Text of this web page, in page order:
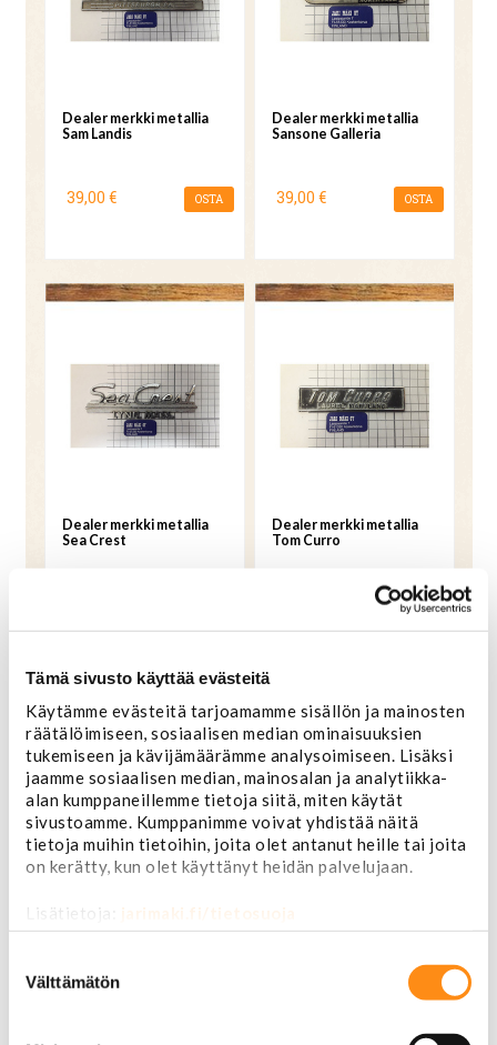
Tämä sivusto käyttää evästeitä
Käytämme evästeitä tarjoamamme sisällön ja mainosten
räätälöimiseen, sosiaalisen median ominaisuuksien
tukemiseen ja kävijämäärämme analysoimiseen. Lisäksi
jaamme sosiaalisen median, mainosalan ja analytiikka-
alan kumppaneillemme tietoja siitä, miten käytät
sivustoamme. Kumppanimme voivat yhdistää näitä
tietoja muihin tietoihin, joita olet antanut heille tai joita
on kerätty, kun olet käyttänyt heidän palvelujaan.
Lisätietoja: jarimaki.fi/tietosuoja
valinta
Välttämätön
Dealer merkki metallia
Sam Landis
39,00 € OSTA
Dealer merkki metallia
Sansone Galleria
39,00 € OSTA
Dealer merkki metallia
Sea Crest
Dealer merkki metallia
Tom Curro
OSTA
Dealer merkki metallia
Dealer merkki muovia